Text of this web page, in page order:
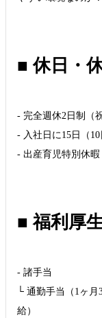
■ 休日・
- 完全週休2日制（
- 入社日に15日（
- 出産育児特別休暇
■ 福利厚
- 諸手当
└ 通勤手当（1ヶ
給）